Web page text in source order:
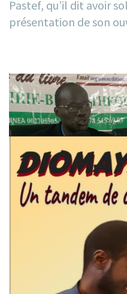
Pastef, qu’il dit avoir
présentation de son